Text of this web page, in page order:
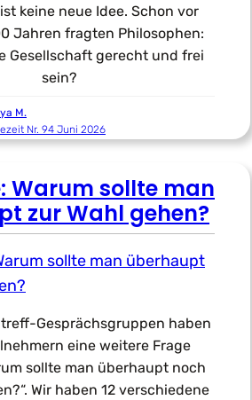
keine neue Idee. Schon vor
Jahren fragten Philosophen:
Gesellschaft gerecht und frei
sein?
M.
Nr. 94 Juni 2026
Warum sollte man
zur Wahl gehen?
Gesprächsgruppen haben
eine weitere Frage
sollte man überhaupt noch
Wir haben 12 verschiedene